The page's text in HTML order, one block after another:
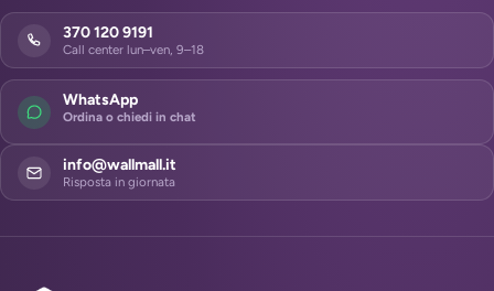
370 120 9191
Call center lun–ven, 9–18
WhatsApp
Ordina o chiedi in chat
info@wallmall.it
Risposta in giornata